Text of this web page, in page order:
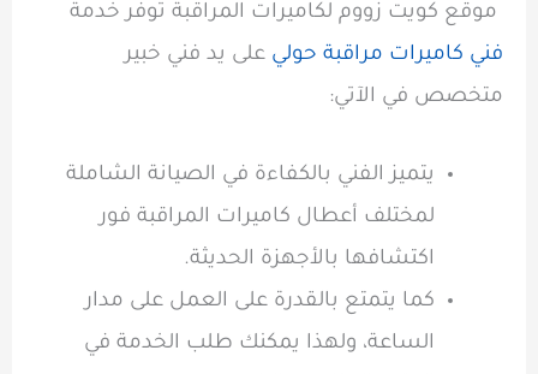
موقع كويت زووم لكاميرات المراقبة توفر خدمة
فني كاميرات مراقبة حولي على يد فني خبير
متخصص في الآتي:
يتميز الفني بالكفاءة في الصيانة الشاملة
لمختلف أعطال كاميرات المراقبة فور
اكتشافها بالأجهزة الحديثة.
كما يتمتع بالقدرة على العمل على مدار
الساعة، ولهذا يمكنك طلب الخدمة في